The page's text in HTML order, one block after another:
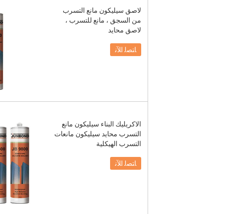
لاصق سيليكون مانع التسرب
من السجق ، مانع للتسرب ،
لاصق محايد
ﺎﺘﺼﻟ ﺍﻶﻧ
الاكريليك البناء سيليكون مانع
التسرب محايد سيليكون مانعات
التسرب الهيكلية
ﺎﺘﺼﻟ ﺍﻶﻧ